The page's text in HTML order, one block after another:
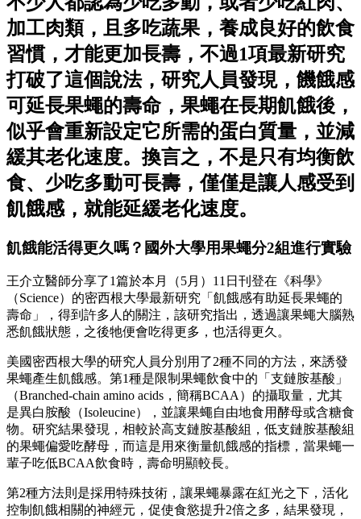
加工肉類，且多吃蔬果，養成良好的飲食
習慣，才能更加長壽，不過1項最新研究
打破了這個說法，研究人員發現，饑餓感
可延長果蠅的壽命，果蠅在長期飢餓後，
似乎會重新設定它所需的蛋白質量，並減
緩其老化速度。換言之，不是只有均衡飲
食、少吃多動可長壽，僅僅是讓人感受到
飢餓感，就能延緩老化速度。
飢餓能活得更久嗎？國外大學用果蠅分2組進行實驗
王介立醫師分享了1篇於本月（5月）11日刊登在《科學》
（Science）的密西根大學最新研究「飢餓感有助延長果蠅的
壽命」，得到許多人的關注，該研究指出，透過讓果蠅大腦熟
悉飢餓狀態，之後牠便會吃得更多，也活得更久。
美國密西根大學的研究人員分別用了2種不同的方法，來誘發
果蠅產生飢餓感。第1種是限制果蠅飲食中的「支鏈胺基酸」
（Branched-chain amino acids，簡稱BCAA）的攝取量，尤其
是異白胺酸（Isoleucine），並讓果蠅自由地食用酵母或含糖食
物。研究結果發現，相較於高支鏈胺基酸組，低支鏈胺基酸組
的果蠅偏愛吃酵母，而這是用來衡量飢餓感的指標，當果蠅一
輩子吃低BCAA飲食時，壽命明顯較長。
第2種方法則是採用特殊技術，讓果蠅暴露在紅光之下，活化
控制飢餓相關的神經元，促使食慾提升2倍之多，結果發現，